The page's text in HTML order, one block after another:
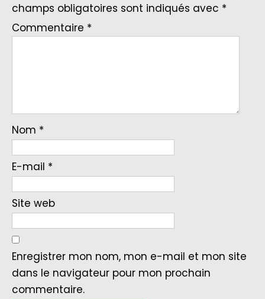
champs obligatoires sont indiqués avec *
Commentaire *
Nom *
E-mail *
Site web
Enregistrer mon nom, mon e-mail et mon site
dans le navigateur pour mon prochain
commentaire.